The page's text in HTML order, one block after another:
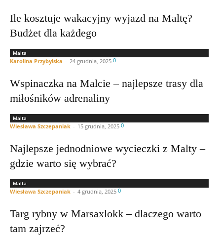
Ile kosztuje wakacyjny wyjazd na Maltę?
Budżet dla każdego
Malta
Karolina Przybylska - 24 grudnia, 2025 0
Wspinaczka na Malcie – najlepsze trasy dla
miłośników adrenaliny
Malta
Wiesława Szczepaniak - 15 grudnia, 2025 0
Najlepsze jednodniowe wycieczki z Malty –
gdzie warto się wybrać?
Malta
Wiesława Szczepaniak - 4 grudnia, 2025 0
Targ rybny w Marsaxlokk – dlaczego warto
tam zajrzeć?